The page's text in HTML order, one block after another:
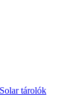
tárolók